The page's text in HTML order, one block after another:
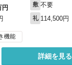
円
敷 不要
礼 114,500円
機能
詳細を見る